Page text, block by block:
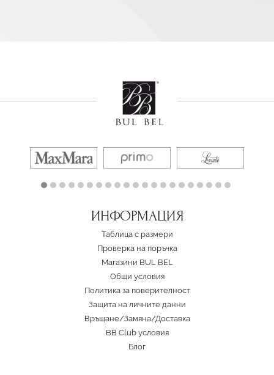
ИНФОРМАЦИЯ
Таблица с размери
Проверка на поръчка
Магазини BUL BEL
Oбщи условия
Политика за поверителност
Защита на личните данни
Връщане/Замяна/Доставка
BB Club условия
Блог